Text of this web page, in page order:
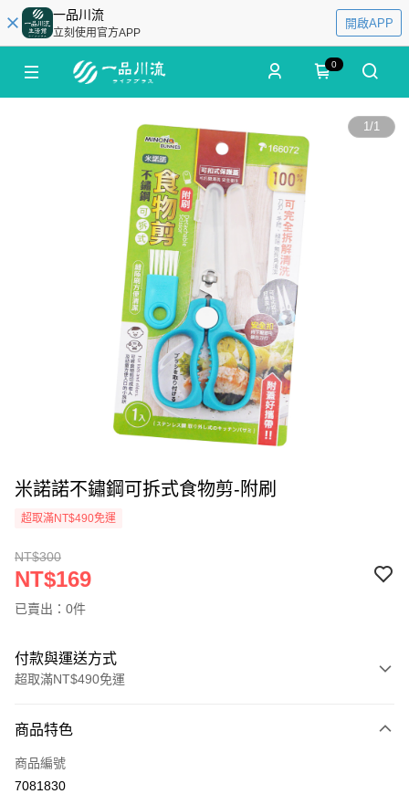
一品川流
立刻使用官方APP
開啟APP
0
1/1
米諾諾不鏽鋼可拆式食物剪-附刷
超取滿NT$490免運
NT$300
NT$169
已賣出：0件
付款與運送方式
超取滿NT$490免運
信用卡一次付款
信用卡分期付款
商品特色
商品編號
7081830